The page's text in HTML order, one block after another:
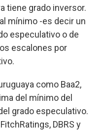
tiene grado inversor.
mínimo -es decir un
especulativo o de
escalones por
como Baa2,
del mínimo del
grado especulativo.
DBRS y